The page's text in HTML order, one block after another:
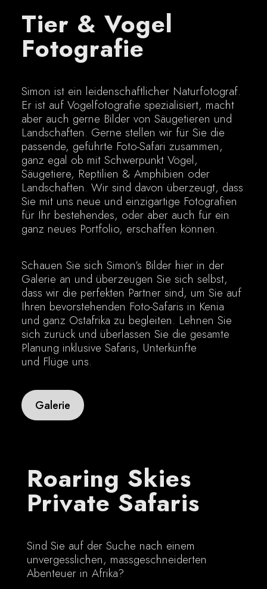
Tier & Vogel
Fotografie
Simon ist ein leidenschaftlicher Naturfotograf.
Er ist auf Vogelfotografie spezialisiert, macht
aber auch gerne Bilder von Säugetieren und
Landschaften. Gerne stellen wir für Sie die
passende, geführte Foto-Safari zusammen,
ganz egal ob mit Schwerpunkt Vögel,
Säugetiere, Reptilien & Amphibien oder
Landschaften. Wir sind davon überzeugt, dass
Sie mit uns neue und einzigartige Fotografien
für Ihr bestehendes, oder aber auch für ein
ganz neues Portfolio, erschaffen können.
Schauen Sie sich Simon’s Bilder hier in der
Galerie an und überzeugen Sie sich selbst,
dass wir die perfekten Partner sind, um Sie auf
Ihren bevorstehenden Foto-Safaris in Kenia
und ganz Ostafrika zu begleiten. Lehnen Sie
sich zurück und überlassen Sie die gesamte
Planung inklusive Safaris, Unterkünfte
und Flüge uns.
Galerie
Roaring Skies
Private Safaris
Sind Sie auf der Suche nach einem
unvergesslichen, massgeschneiderten
Abenteuer in Afrika?